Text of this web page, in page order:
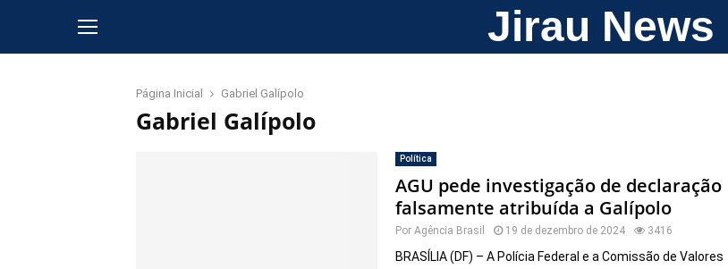
Jirau News
Página Inicial Gabriel Galípolo
Gabriel Galípolo
Política
AGU pede investigação de declaração
falsamente atribuída a Galípolo
Por Agência Brasil 19 de dezembro de 2024 3416
BRASÍLIA (DF) – A Polícia Federal e a Comissão de Valores